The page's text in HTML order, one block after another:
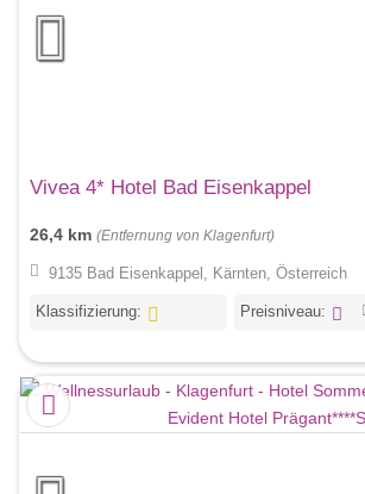
Vivea 4* Hotel Bad Eisenkappel
26,4 km (Entfernung von Klagenfurt)
9135 Bad Eisenkappel, Kärnten, Österreich
Klassifizierung: Preisniveau: